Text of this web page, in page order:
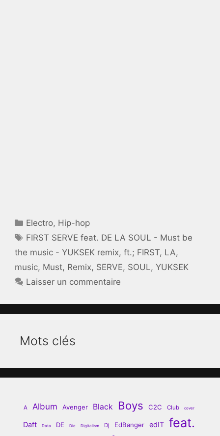
Catégories
Electro, Hip-hop
Étiquettes
FIRST SERVE feat. DE LA SOUL - Must be
the music - YUKSEK remix, ft.; FIRST, LA,
music, Must, Remix, SERVE, SOUL, YUKSEK
Laisser un commentaire
Mots clés
A Album Avenger Black Boys C2C Club cover
Daft Data DE Die Digitalism Dj EdBanger edIT feat.